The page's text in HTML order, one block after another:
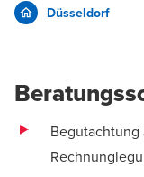
Düsseldorf